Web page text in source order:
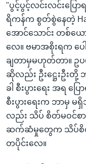
"ပွင့်ပွင့်လင်းလင်းပြော
ရိကန်က စွတ်စွဲနေတဲ့
အောင်သောင်း တစ်ယ
လေ။ ဗမာအစိုးရက
ချတာမှမဟုတ်တာ။ ဥပ
ဆိုလည်း ဦးဋ္ဌေးဦးတို့
ခါ စီးပွားရေး အရ
စီးပွားရေးက ဘာမှ
လည်း သိပ် စိတ်မဝင်စ
ဆက်ဆံမှုတွေက သိပ်စိတ်
တပိုင်းလေ။